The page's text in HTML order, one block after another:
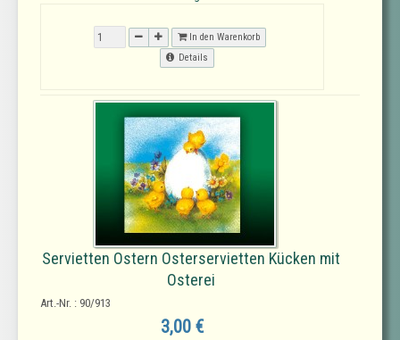
In den Warenkorb
Details
Servietten Ostern Osterservietten Kücken mit
Osterei
Art.-Nr. : 90/913
3,00 €